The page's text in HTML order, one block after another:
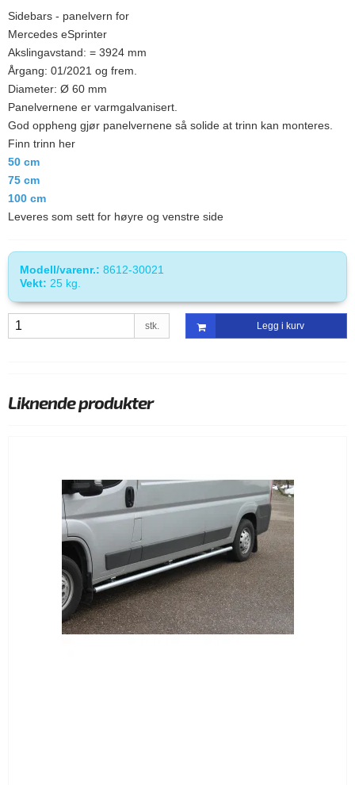
Sidebars - panelvern for
Mercedes eSprinter
Akslingavstand: = 3924 mm
Årgang: 01/2021 og frem.
Diameter: Ø 60 mm
Panelvernene er varmgalvanisert.
God oppheng gjør panelvernene så solide at trinn kan monteres.
Finn trinn her
50 cm
75 cm
100 cm
Leveres som sett for høyre og venstre side
Modell/varenr.: 8612-30021
Vekt: 25 kg.
stk. Legg i kurv
Liknende produkter